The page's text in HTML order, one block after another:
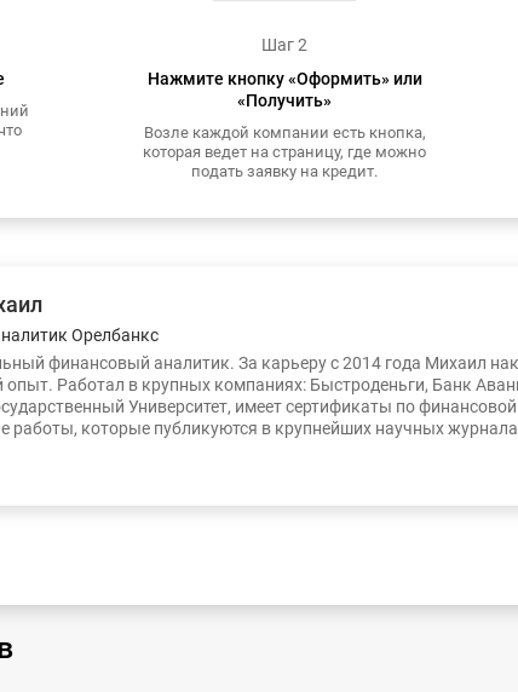
Шаг 2
Нажмите кнопку «Оформить» или
«Получить»
Возле каждой компании есть кнопка,
которая ведет на страницу, где можно
подать заявку на кредит.
Орелбанкс
финансовый аналитик. За карьеру с 2014 года Михаил
опыт. Работал в крупных компаниях: Быстроденьги, Банк
Университет, имеет сертификаты по
работы, которые публикуются в крупнейших научных